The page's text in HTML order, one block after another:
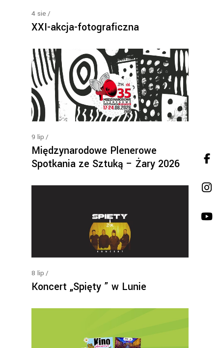
4 sie
XXI-akcja-fotograficzna
9 lip
Międzynarodowe Plenerowe
Spotkania ze Sztuką – Żary 2026
8 lip
Koncert „Spięty ” w Lunie